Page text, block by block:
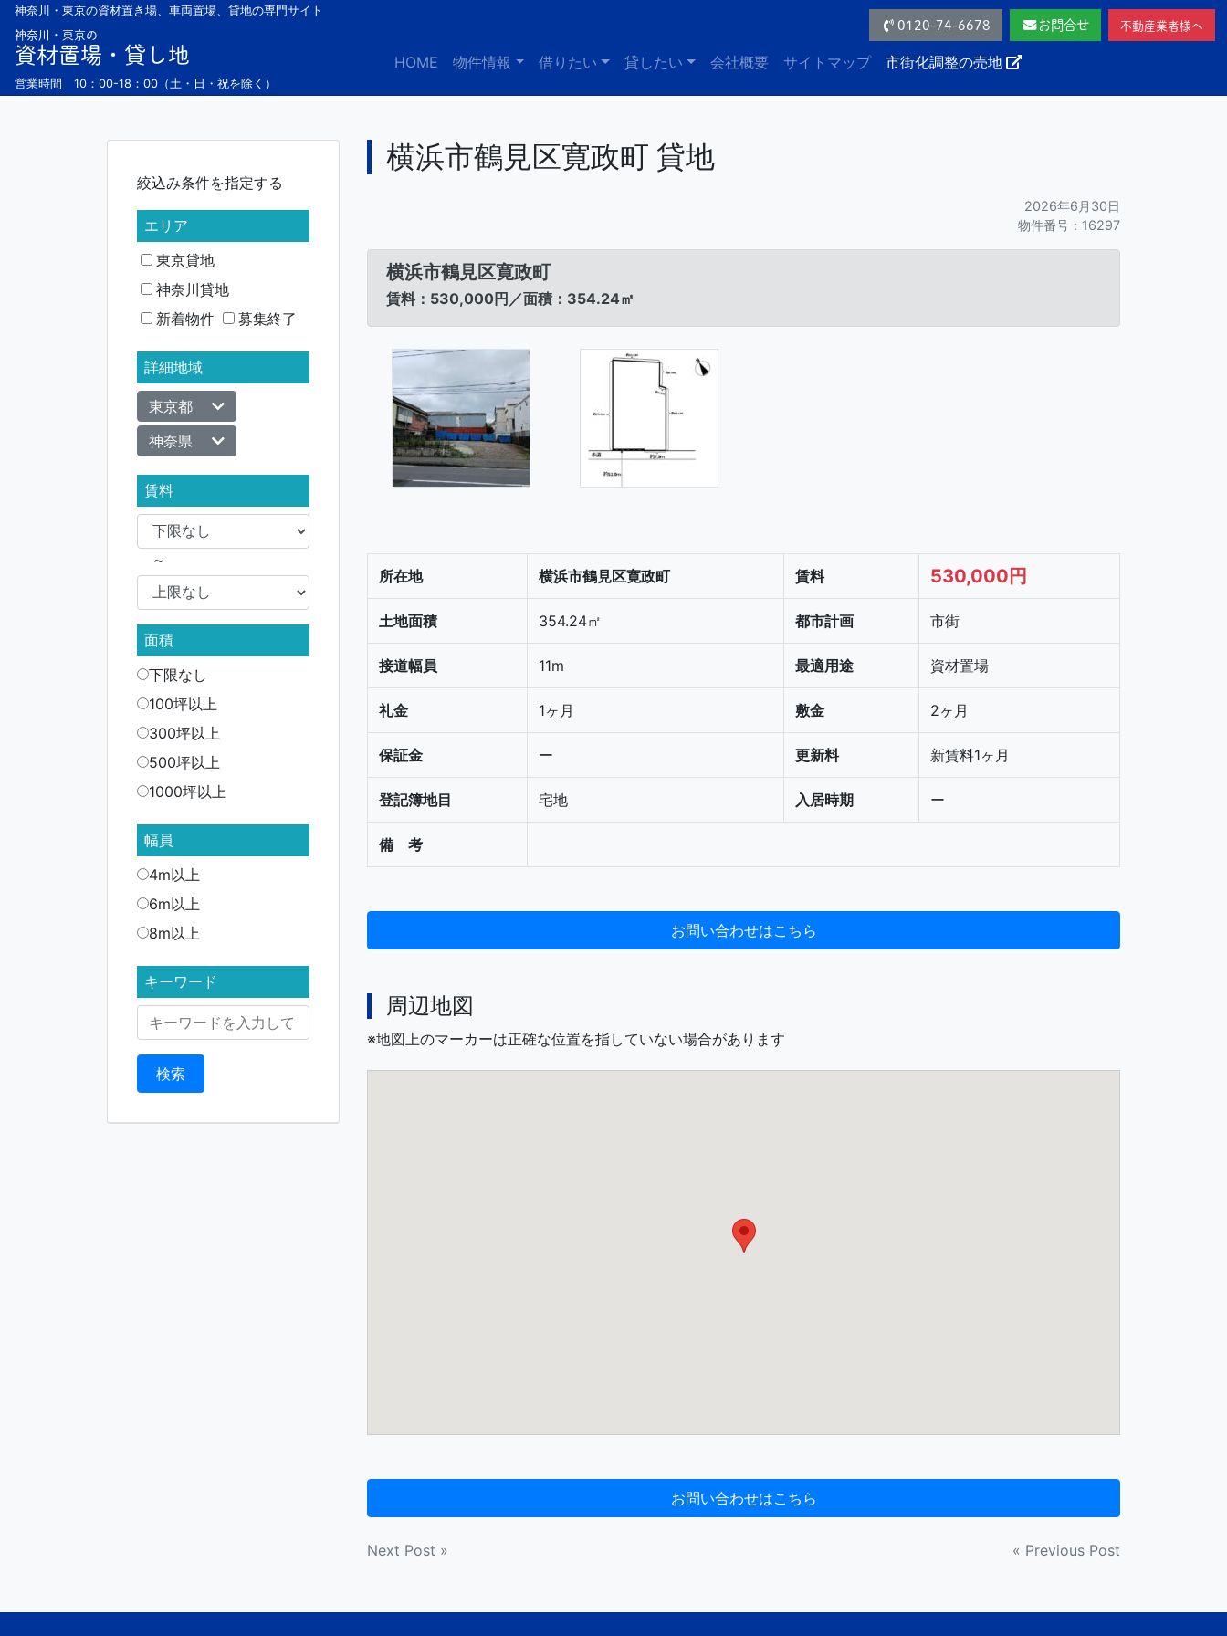
Skip
content
神奈川・東京の資材置き場、車両置場、貸地の専門サイト
神奈川・東京の
資材置場・貸し地
営業時間 10：00-18：00（土・日・祝を除く）
HOME 物件情報 借りたい 貸したい 会社概要 サイトマップ 市街化調整の売地
0120-74-6678 お問合せ 不動産業者様へ
横浜市鶴見区寛政町 貸地
2026年6月30日
物件番号：16297
横浜市鶴見区寛政町
賃料：530,000円／面積：354.24㎡
所在地 横浜市鶴見区寛政町 賃料 530,000円
土地面積 354.24㎡ 都市計画 市街
接道幅員 11m 最適用途 資材置場
礼金 1ヶ月 敷金 2ヶ月
保証金 ー 更新料 新賃料1ヶ月
登記簿地目 宅地 入居時期 ー
備 考
周辺地図
※地図上のマーカーは正確な位置を指していない場合があります
投
ナ
« Previous Post
Next Post »
絞込み条件を指定する
エリア
東京貸地
神奈川貸地
新着物件
募集終了
詳細地域
東京都
神奈県
賃料
～
面積
下限なし
100坪以上
300坪以上
500坪以上
1000坪以上
幅員
4m以上
6m以上
8m以上
キーワード